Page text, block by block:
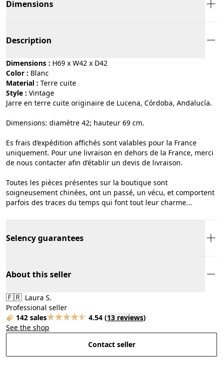
Dimensions
Description
Dimensions : H69 x W42 x D42
Color :
blanc
Material :
terre cuite
Style :
vintage
Jarre en terre cuite originaire de Lucena, Córdoba, Andalucía.
Dimensions: diamètre 42; hauteur 69 cm.
Es frais d’expédition affichés sont valables pour la France
uniquement. Pour une livraison en dehors de la France, merci
de nous contacter afin d’établir un devis de livraison.
Toutes les pièces présentes sur la boutique sont
soigneusement chinées, ont un passé, un vécu, et comportent
parfois des traces du temps qui font tout leur charme...
Selency guarantees
About this seller
🇫🇷 Laura S.
Professional seller
142 sales
4.54 (13 reviews)
See the shop
Contact seller